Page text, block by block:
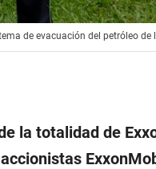
de evacuación del petróleo de
la totalidad de